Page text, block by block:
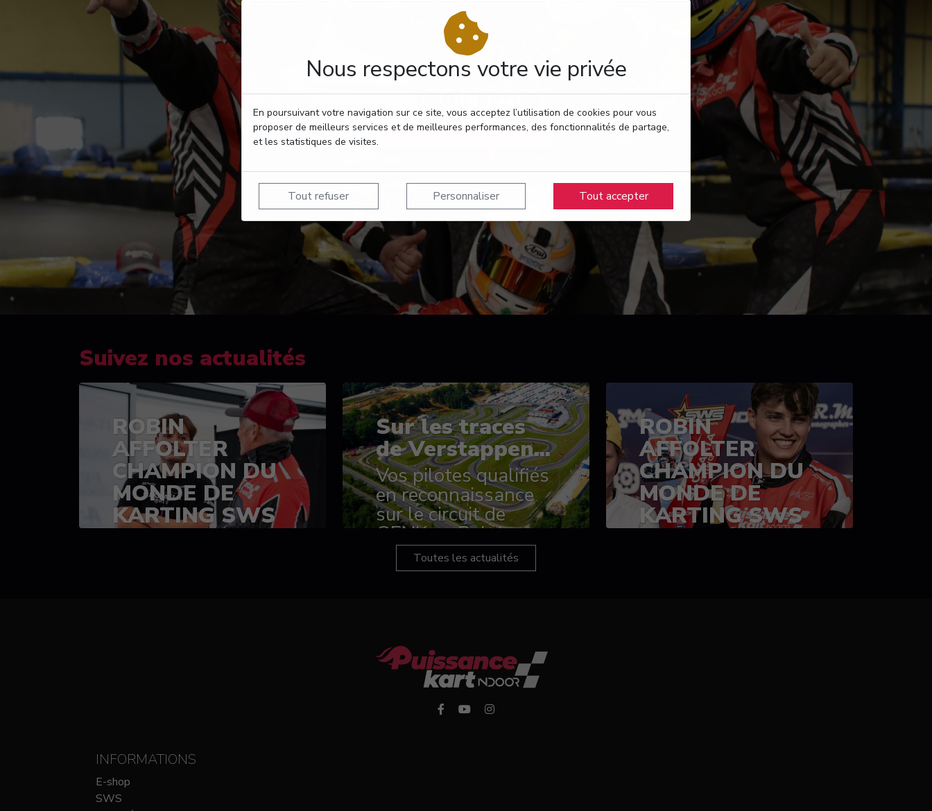
Nous respectons votre vie privée
En poursuivant votre navigation sur ce site, vous acceptez l’utilisation de cookies pour vous
proposer de meilleurs services et de meilleures performances, des fonctionnalités de partage,
et les statistiques de visites.
Tout refuser Personnaliser Tout accepter
CONTACT
RÉSERVEZ VOTRE PASSAGE
Suivez nos actualités
ROBIN
AFFOLTER
CHAMPION DU
MONDE DE
KARTING SWS
(SPRINT)
Sur les traces
de Verstappen...
Vos pilotes qualifiés
en reconnaissance
sur le circuit de
GENK en Belgique
ROBIN
AFFOLTER
CHAMPION DU
MONDE DE
KARTING SWS
Toutes les actualités
INFORMATIONS
E-shop
SWS